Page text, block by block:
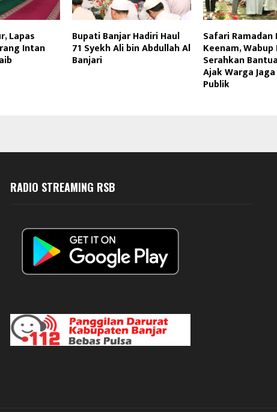
Lapas
Intan
Bupati Banjar Hadiri Haul
71 Syekh Ali bin Abdullah Al
Banjari
Safari Ramadan
Keenam,
Serahkan
Ajak Warga
Publik
RADIO STREAMING RSB